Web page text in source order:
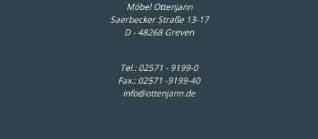
Möbel Ottenjann
Saerbecker Straße 13-17
D - 48268 Greven
Tel.:02571 - 9199-0
Fax.: 02571 -9199-40
info@ottenjann.de